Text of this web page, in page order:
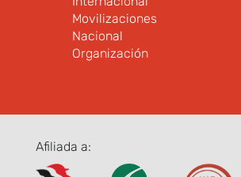
Movilizaciones
Nacional
Organización
Afiliada a: